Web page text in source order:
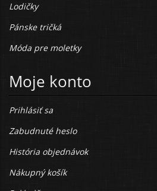
Lodičky
Pánske tričká
Móda pre moletky
Moje konto
Prihlásiť sa
Zabudnuté heslo
História objednávok
Nákupný košík